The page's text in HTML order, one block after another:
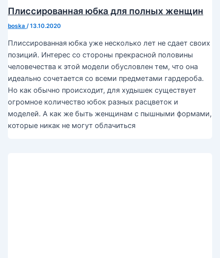
Плиссированная юбка для полных женщин
boska /13.10.2020
Плиссированная юбка уже несколько лет не сдает своих
позиций. Интерес со стороны прекрасной половины
человечества к этой модели обусловлен тем, что она
идеально сочетается со всеми предметами гардероба.
Но как обычно происходит, для худышек существует
огромное количество юбок разных расцветок и
моделей. А как же быть женщинам с пышными формами,
которые никак не могут облачиться